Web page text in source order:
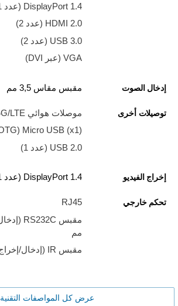
DisplayPort 1.4 (عدد 1)
HDMI 2.0 ‏(عدد 2)
USB 3.0 ‏(عدد 2)
VGA (عبر DVI)
إدخال الصوت مقبس مقاس 3,5 مم
توصيلات أخرى
موصلات هوائي 4G/LTE
Micro USB (x1)‎ ‏(OTG)
USB 2.0 ‏(عدد 1)
إخراج الفيديو DisplayPort 1.4 (عدد 1)
تحكم خارجي
RJ45
مم
مقبس IR (إدخال/إخراج) مقاس 3,5 مم
عرض كل المواصفات التقنية